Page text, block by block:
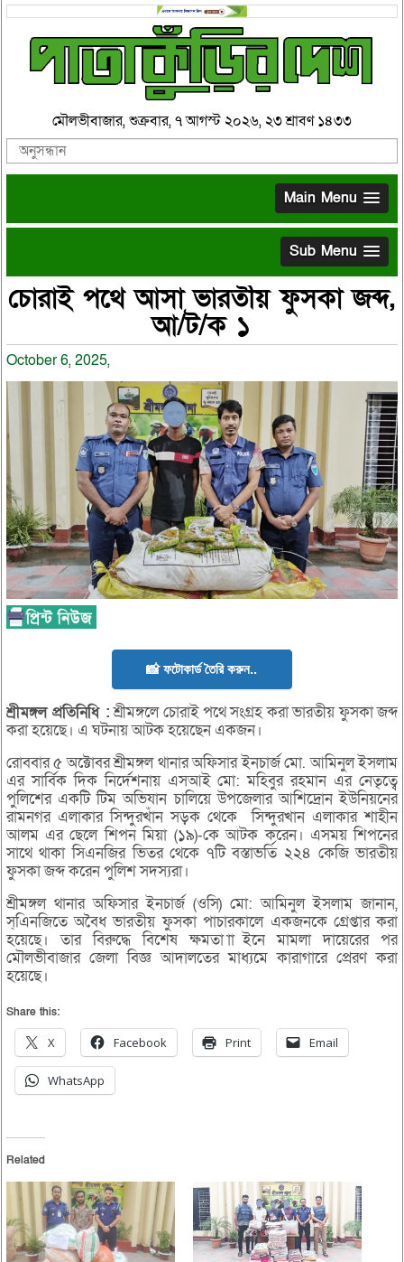
মৌলভীবাজার, শুক্রবার, ৭ আগস্ট ২০২৬, ২৩ শ্রাবণ ১৪৩৩
Main Menu
Sub Menu
চোরাই পথে আসা ভারতীয় ফুসকা জব্দ,
আ/ট/ক ১
October 6, 2025,
📸 ফটোকার্ড তৈরি করুন..
শ্রীমঙ্গলপ্রতিনিধি :শ্রীমঙ্গলে চোরাই পথে সংগ্রহ করা ভারতীয় ফুসকা জব্দ
করা হয়েছে। এ ঘটনায় আটক হয়েছেন একজন।
রোববার ৫ অক্টোবর শ্রীমঙ্গল থানার অফিসার ইনচার্জ মো. আমিনুল ইসলাম
এর সার্বিক দিক নির্দেশনায় এসআই মো: মহিবুর রহমান এর নেতৃত্বে
পুলিশের একটি টিম অভিযান চালিয়ে উপজেলার আশিদ্রোন ইউনিয়নের
রামনগর এলাকার সিন্দুরখাঁন সড়ক থেকে সিন্দুরখান এলাকার শাহীন
আলম এর ছেলে শিপন মিয়া (১৯)-কে আটক করেন। এসময় শিপনের
সাথে থাকা সিএনজির ভিতর থেকে ৭টি বস্তাভর্তি ২২৪ কেজি ভারতীয়
ফুসকা জব্দ করেন পুলিশ সদস্যরা।
শ্রীমঙ্গল থানার অফিসার ইনচার্জ (ওসি) মো: আমিনুল ইসলাম জানান,
স্এিনজিতে অবৈধ ভারতীয় ফুসকা পাচারকালে একজনকে গ্রেপ্তার করা
হয়েছে। তার বিরুদ্ধে বিশেষ ক্ষমতা াাইনে মামলা দায়েরের পর
মৌলভীবাজার জেলা বিজ্ঞ আদালতের মাধ্যমে কারাগারে প্রেরণ করা
হয়েছে।
Share this:
X Facebook Print Email
WhatsApp
Related